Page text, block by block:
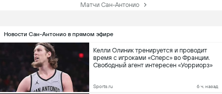
Матчи Сан-Антонио
Новости Сан-Антонио в прямом эфире
Келли Олиник тренируется и проводит
время с игроками «Сперс» во Франции.
Свободный агент интересен «Уорриорз»
Sports.ru 6 ч. назад